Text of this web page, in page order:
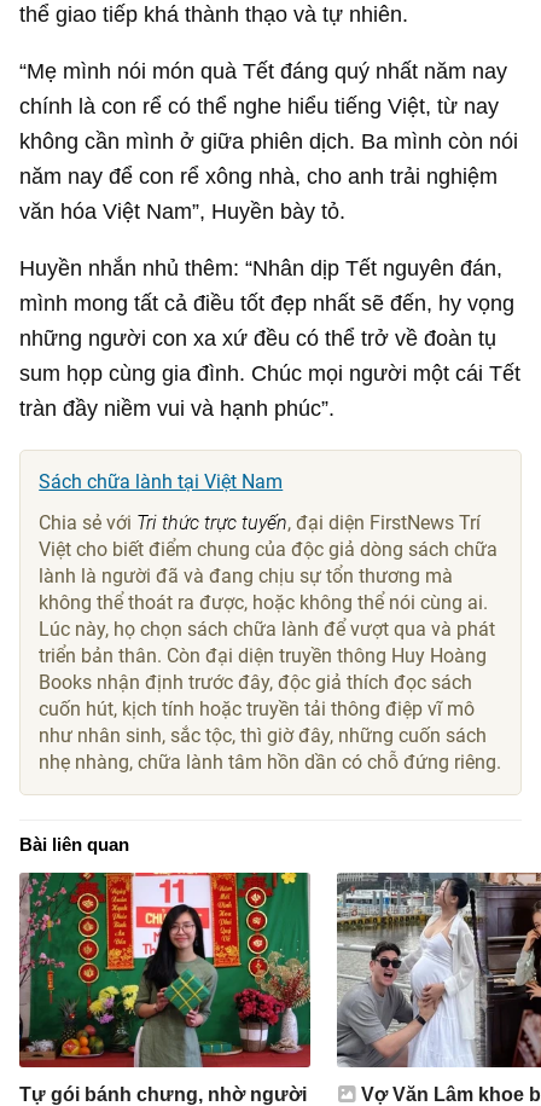
thể giao tiếp khá thành thạo và tự nhiên.
“Mẹ mình nói món quà Tết đáng quý nhất năm nay
chính là con rể có thể nghe hiểu tiếng Việt, từ nay
không cần mình ở giữa phiên dịch. Ba mình còn nói
năm nay để con rể xông nhà, cho anh trải nghiệm
văn hóa Việt Nam”, Huyền bày tỏ.
Huyền nhắn nhủ thêm: “Nhân dịp Tết nguyên đán,
mình mong tất cả điều tốt đẹp nhất sẽ đến, hy vọng
những người con xa xứ đều có thể trở về đoàn tụ
sum họp cùng gia đình. Chúc mọi người một cái Tết
tràn đầy niềm vui và hạnh phúc”.
Sách chữa lành tại Việt Nam
Chia sẻ với Tri thức trực tuyến, đại diện FirstNews Trí
Việt cho biết điểm chung của độc giả dòng sách chữa
lành là người đã và đang chịu sự tổn thương mà
không thể thoát ra được, hoặc không thể nói cùng ai.
Lúc này, họ chọn sách chữa lành để vượt qua và phát
triển bản thân. Còn đại diện truyền thông Huy Hoàng
Books nhận định trước đây, độc giả thích đọc sách
cuốn hút, kịch tính hoặc truyền tải thông điệp vĩ mô
như nhân sinh, sắc tộc, thì giờ đây, những cuốn sách
nhẹ nhàng, chữa lành tâm hồn dần có chỗ đứng riêng.
Bài liên quan
Tự gói bánh chưng, nhờ người
Vợ Văn Lâm khoe